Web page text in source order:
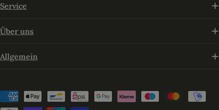
Service
Über uns
Allgemein
Zahlungsmethoden